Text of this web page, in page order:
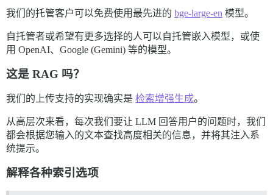
我们的托管客户可以免费使用最先进的 bge-large-en 模型。
自托管者或希望有更多选择的人可以自托管嵌入模型，或使
用 OpenAI、Google (Gemini) 等的模型。
这是 RAG 吗？
我们的上传支持的实现确实是 检索增强生成。
从高层次来看，每次我们要让 LLM 回答用户的问题时，我们
都会根据您输入的文本查找高度相关的信息，并将其注入系
统提示。
解释各种索引选项